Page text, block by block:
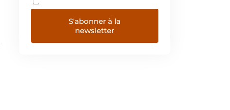
S'abonner à la
newsletter